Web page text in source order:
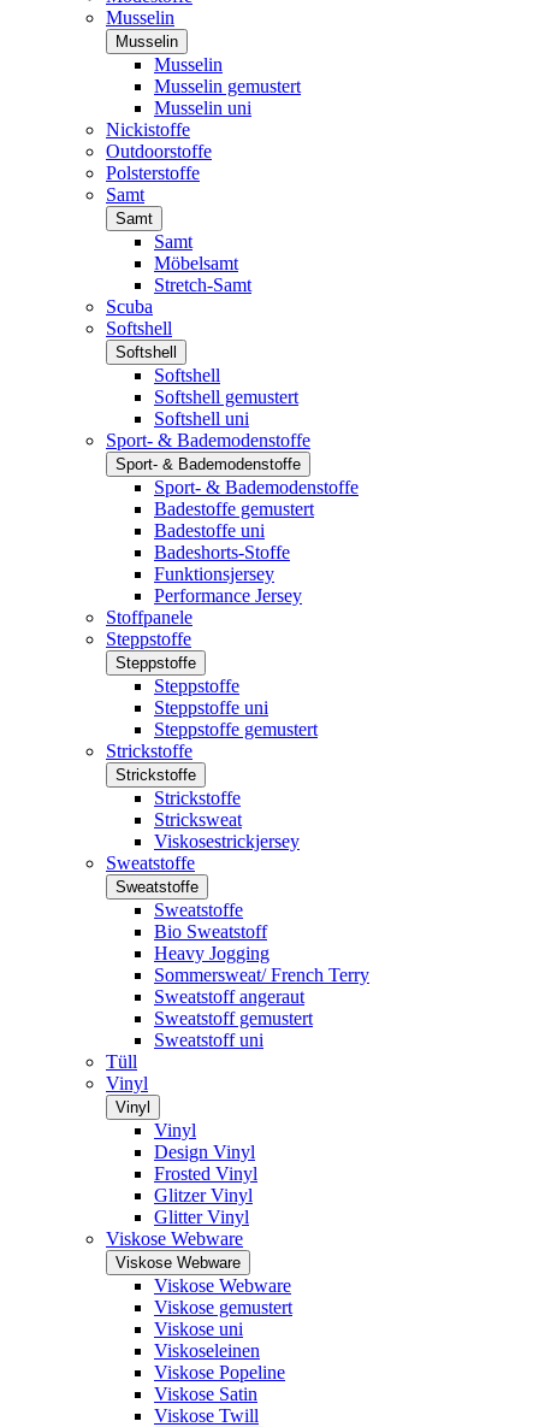
Musselin
Musselin
Musselin
Musselin gemustert
Musselin uni
Nickistoffe
Outdoorstoffe
Polsterstoffe
Samt
Samt
Samt
Möbelsamt
Stretch-Samt
Scuba
Softshell
Softshell
Softshell
Softshell gemustert
Softshell uni
Sport- & Bademodenstoffe
Sport- & Bademodenstoffe
Sport- & Bademodenstoffe
Badestoffe gemustert
Badestoffe uni
Badeshorts-Stoffe
Funktionsjersey
Performance Jersey
Stoffpanele
Steppstoffe
Steppstoffe
Steppstoffe
Steppstoffe uni
Steppstoffe gemustert
Strickstoffe
Strickstoffe
Strickstoffe
Stricksweat
Viskosestrickjersey
Sweatstoffe
Sweatstoffe
Sweatstoffe
Bio Sweatstoff
Heavy Jogging
Sommersweat/ French Terry
Sweatstoff angeraut
Sweatstoff gemustert
Sweatstoff uni
Tüll
Vinyl
Vinyl
Vinyl
Design Vinyl
Frosted Vinyl
Glitzer Vinyl
Glitter Vinyl
Viskose Webware
Viskose Webware
Viskose Webware
Viskose gemustert
Viskose uni
Viskoseleinen
Viskose Popeline
Viskose Satin
Viskose Twill